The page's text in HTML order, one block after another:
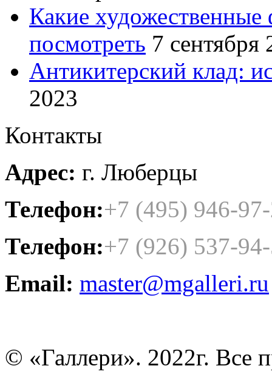
Какие
посмотреть 7 сентября
Антикитерский клад:
2023
Контакты
Адрес: г. Люберцы
Телефон:+7 (495) 946-
Телефон:+7 (926) 537-
Email: master@mgalleri.ru
© «Галлери». 2022г. Все